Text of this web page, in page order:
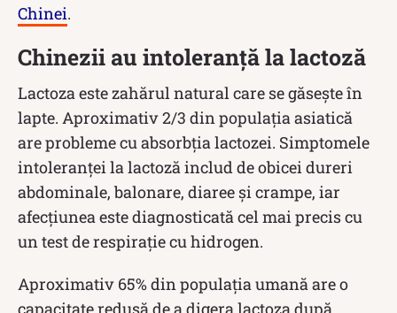
Chinei.
Chinezii au intoleranță la lactoză
Lactoza este zahărul natural care se găsește în
lapte. Aproximativ 2/3 din populația asiatică
are probleme cu absorbția lactozei. Simptomele
intoleranței la lactoză includ de obicei dureri
abdominale, balonare, diaree și crampe, iar
afecțiunea este diagnosticată cel mai precis cu
un test de respirație cu hidrogen.
Aproximativ 65% din populația umană are o
capacitate redusă de a digera lactoza după